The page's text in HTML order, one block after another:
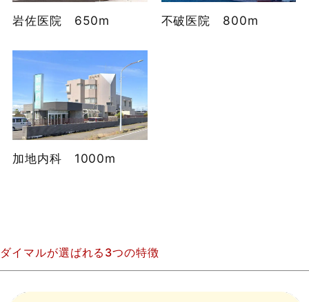
岩佐医院 650m 不破医院 800m
加地内科 1000m
ダイマルが選ばれる3つの特徴